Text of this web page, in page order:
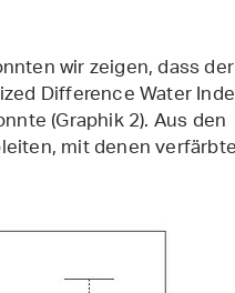
wir zeigen, dass
Difference Water
(Graphik 2). Aus den
mit denen